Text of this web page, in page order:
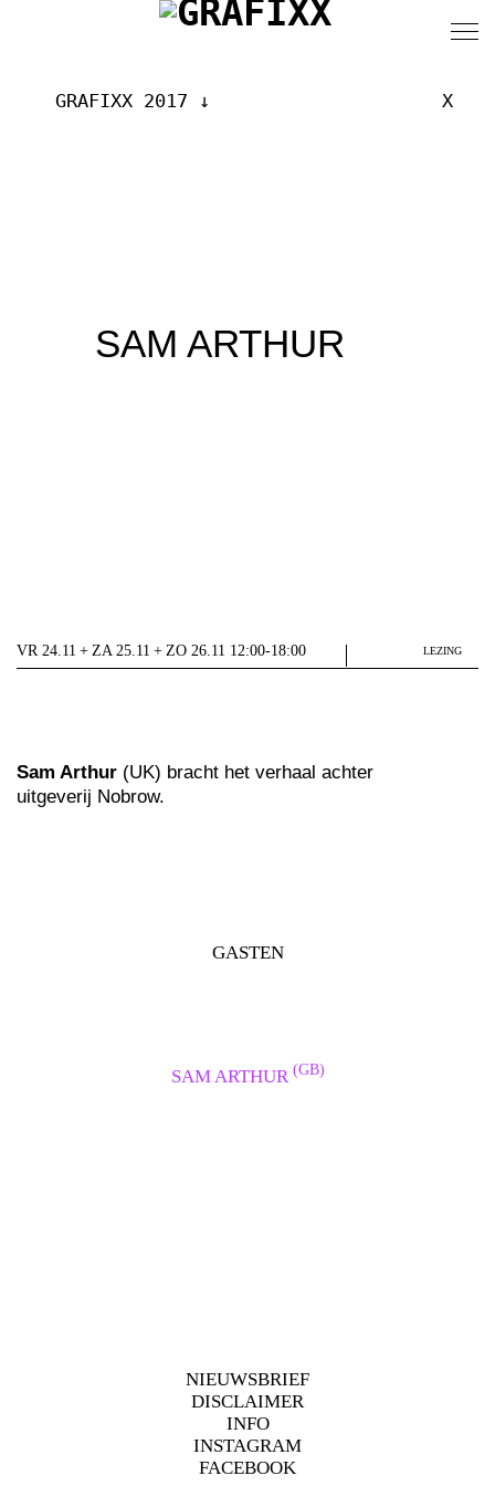
GRAFIXX 2017 X
SAM ARTHUR
VR 24.11 + ZA 25.11 + ZO 26.11 12:00-18:00 LEZING
Sam Arthur (UK) bracht het verhaal achter
uitgeverij Nobrow.
GASTEN
SAM ARTHUR (GB)
NIEUWSBRIEF
DISCLAIMER
INFO
INSTAGRAM
FACEBOOK